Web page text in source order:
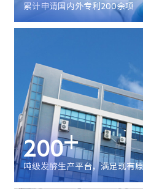
累计申请国内外专利200余项
200+
吨级发酵生产平台，满足现有